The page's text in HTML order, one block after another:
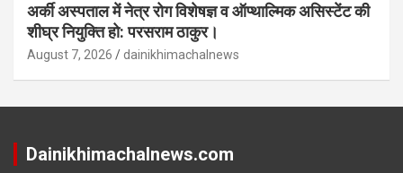
अर्की अस्पताल में नेत्र रोग विशेषज्ञ व ऑप्थाल्मिक असिस्टेंट की
शीघ्र नियुक्ति हो: परसराम ठाकुर।
August 7, 2026 dainikhimachalnews
Dainikhimachalnews.com